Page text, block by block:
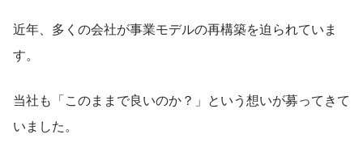
近年、多くの会社が事業モデルの再構築を迫られていま
す。
当社も「このままで良いのか？」という想いが募ってきて
いました。